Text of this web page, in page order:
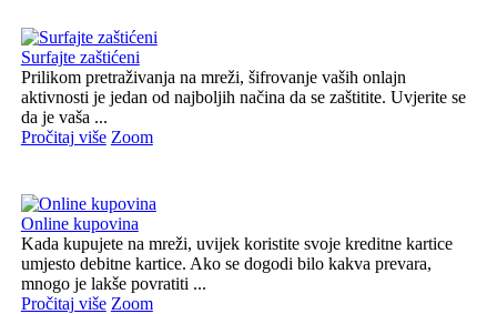
Surfajte zaštićeni
Prilikom pretraživanja na mreži, šifrovanje vaših onlajn
aktivnosti je jedan od najboljih načina da se zaštitite. Uvjerite se
da je vaša ...
Pročitaj više Zoom
Online kupovina
Kada kupujete na mreži, uvijek koristite svoje kreditne kartice
umjesto debitne kartice. Ako se dogodi bilo kakva prevara,
mnogo je lakše povratiti ...
Pročitaj više Zoom